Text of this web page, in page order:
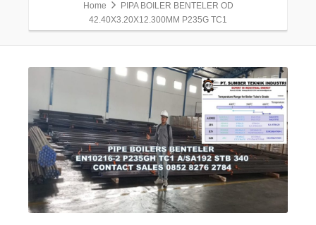
Home
PIPA BOILER BENTELER OD
42.40X3.20X12.300MM P235G TC1